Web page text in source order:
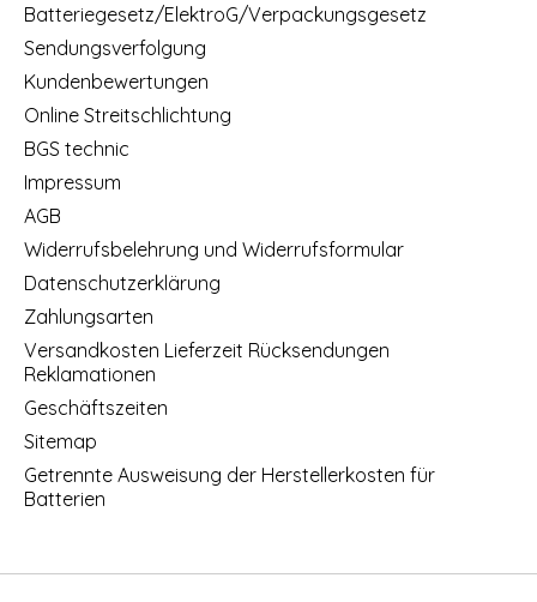
Batteriegesetz/ElektroG/Verpackungsgesetz
Sendungsverfolgung
Kundenbewertungen
Online Streitschlichtung
BGS technic
Impressum
AGB
Widerrufsbelehrung und Widerrufsformular
Datenschutzerklärung
Zahlungsarten
Versandkosten Lieferzeit Rücksendungen
Reklamationen
Geschäftszeiten
Sitemap
Getrennte Ausweisung der Herstellerkosten für
Batterien